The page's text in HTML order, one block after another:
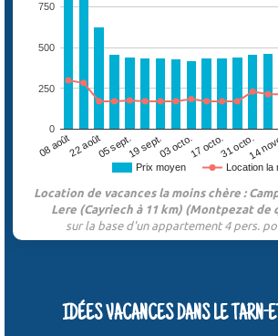
Prix moyen Location la
08 août22 août05 sept.19 sept.03 octo.17 octo.31 octo.14
0
250
500
750
Location de vacances la moins chère :
Lere (Cayriech à 11 km) (Montpezat de
sur la base d'un appartement 4 pers.
IDÉES VACANCES DANS LE TARN-